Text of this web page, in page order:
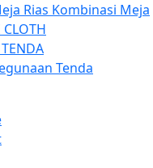
Rias Kombinasi Meja
CLOTH
Tenda